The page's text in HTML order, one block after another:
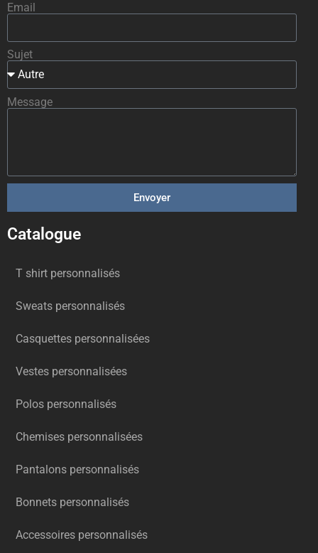
Email
Sujet
Message
Envoyer
Catalogue
T shirt personnalisés
Sweats personnalisés
Casquettes personnalisées
Vestes personnalisées
Polos personnalisés
Chemises personnalisées
Pantalons personnalisés
Bonnets personnalisés
Accessoires personnalisés